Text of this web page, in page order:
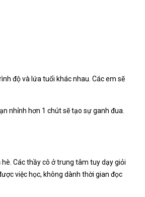
độ và lứa tuổi khác nhau. Các em sẽ
nhỉnh hơn 1 chút sẽ tạo sự ganh đua.
Các thầy cô ở trung tâm tuy dạy giỏi
việc học, không dành thời gian đọc